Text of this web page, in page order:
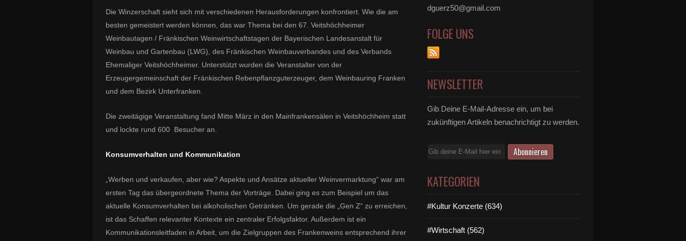
Die Winzerschaft sieht sich mit verschiedenen Herausforderungen konfrontiert. Wie die am
besten gemeistert werden können, das war Thema bei den 67. Veitshöchheimer
Weinbautagen / Fränkischen Weinwirtschaftstagen der Bayerischen Landesanstalt für
Weinbau und Gartenbau (LWG), des Fränkischen Weinbauverbandes und des Verbands
Ehemaliger Veitshöchheimer. Unterstützt wurden die Veranstalter von der
Erzeugergemeinschaft der Fränkischen Rebenpflanzguterzeuger, dem Weinbauring Franken
und dem Bezirk Unterfranken.
Die zweitägige Veranstaltung fand Mitte März in den Mainfrankensälen in Veitshöchheim statt
und lockte rund 600 Besucher an.
Konsumverhalten und Kommunikation
„Werben und verkaufen, aber wie? Aspekte und Ansätze aktueller Weinvermarktung“ war am
ersten Tag das übergeordnete Thema der Vorträge. Dabei ging es zum Beispiel um das
aktuelle Konsumverhalten bei alkoholischen Getränken. Um gerade die „Gen Z“ zu erreichen,
ist das Schaffen relevanter Kontexte ein zentraler Erfolgsfaktor. Außerdem ist ein
Kommunikationsleitfaden in Arbeit, um die Zielgruppen des Frankenweins entsprechend ihrer
dguerz50@gmail.com
FOLGE UNS
NEWSLETTER
Gib Deine E-Mail-Adresse ein, um bei
zukünftigen Artikeln benachrichtigt zu werden.
E-
KATEGORIEN
#Kultur Konzerte (634)
#Wirtschaft (562)